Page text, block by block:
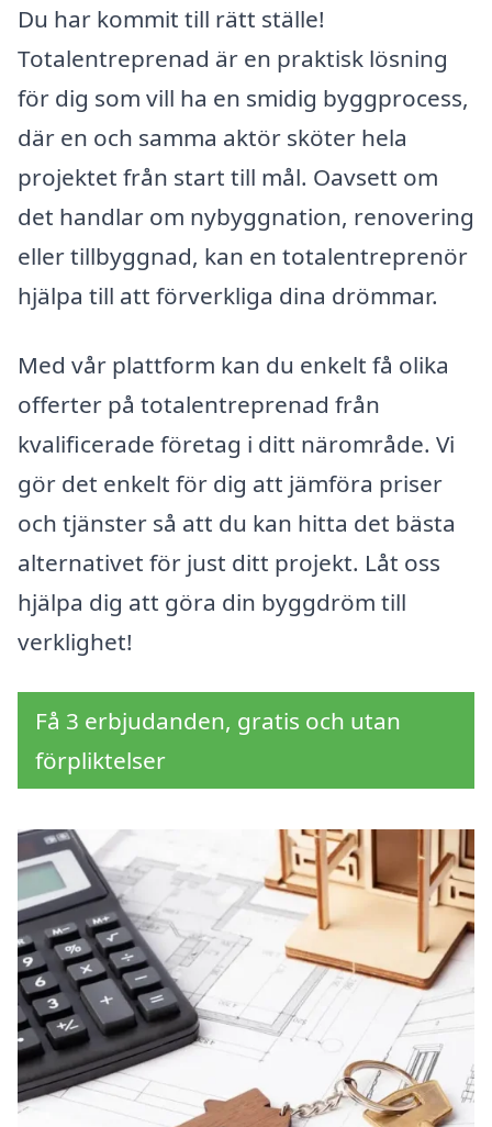
Du har kommit till rätt ställe!
Totalentreprenad är en praktisk lösning
för dig som vill ha en smidig byggprocess,
där en och samma aktör sköter hela
projektet från start till mål. Oavsett om
det handlar om nybyggnation, renovering
eller tillbyggnad, kan en totalentreprenör
hjälpa till att förverkliga dina drömmar.
Med vår plattform kan du enkelt få olika
offerter på totalentreprenad från
kvalificerade företag i ditt närområde. Vi
gör det enkelt för dig att jämföra priser
och tjänster så att du kan hitta det bästa
alternativet för just ditt projekt. Låt oss
hjälpa dig att göra din byggdröm till
verklighet!
Få 3 erbjudanden, gratis och utan
förpliktelser